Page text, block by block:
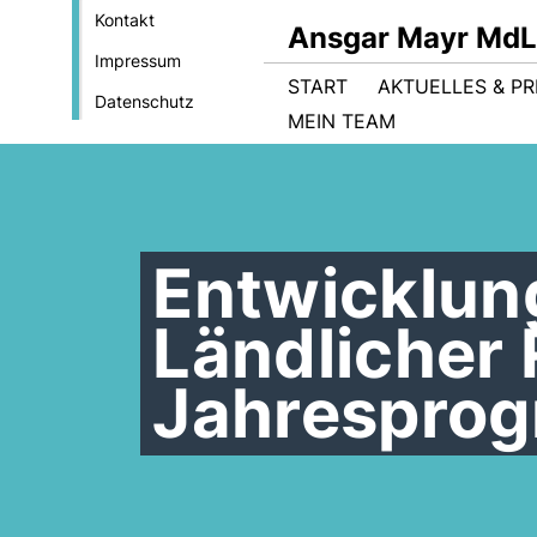
Kontakt
Impressum
Datenschutz
Ansgar Mayr MdL
START
AKTUELLES &
MEIN TEAM
Ländlicher